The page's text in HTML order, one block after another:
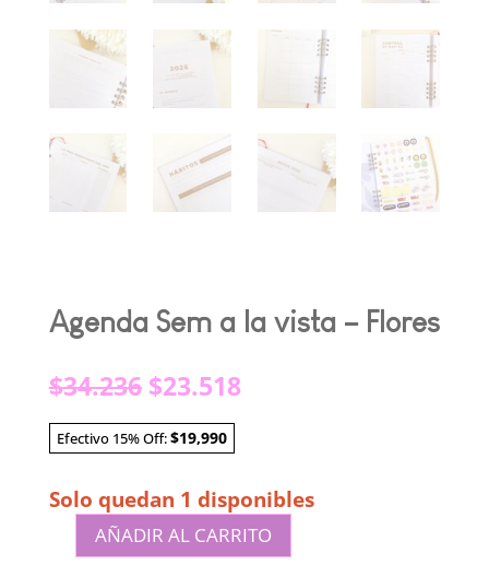
Agenda Sem a la vista – Flores
$34.236 El
precio
original
era:
$23.518El
Efectivo 15% Off:$19,990
Solo quedan 1 disponibles
AgendaAÑADIR AL CARRITO